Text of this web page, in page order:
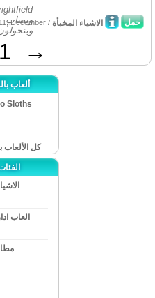
حمل 11, December / الاشياء المخبأة
→
ألعاب
Sloths
كل الألعاب
العاب